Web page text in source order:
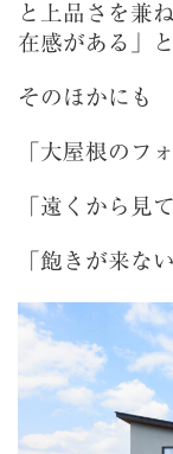
と上品さを兼
在感がある」
そのほかにも
「大屋根のフ
「遠くから見
「飽きが来な